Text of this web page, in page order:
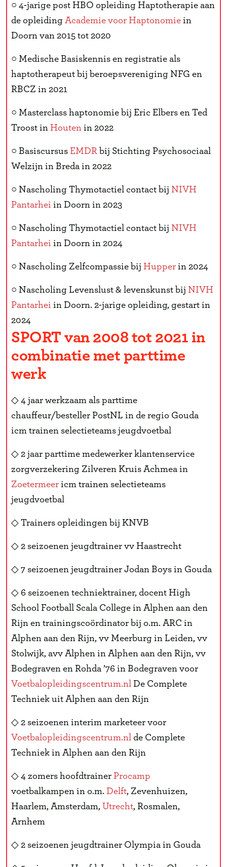
○ 4-jarige post HBO opleiding Haptotherapie aan
de opleidingAcademie voor Haptonomie in
Doorn van 2015 tot 2020
○ Medische Basiskennis en registratie als
haptotherapeut bij beroepsvereniging NFG en
RBCZ in 2021
○ Masterclass haptonomie bij Eric Elbers en Ted
Troost in Houten in 2022
○ Basiscursus EMDR bij Stichting Psychosociaal
Welzijn in Breda in 2022
○ Nascholing Thymotactiel contact bij NIVH
Pantarhei in Doorn in 2023
○ Nascholing Thymotactiel contact bij NIVH
Pantarhei in Doorn in 2024
○ Nascholing Zelfcompassie bij Hupper in 2024
○ Nascholing Levenslust & levenskunst bij NIVH
Pantarhei in Doorn. 2-jarige opleiding, gestart in
2024
SPORT van 2008 tot 2021 in
combinatie met parttime
werk
◇ 4 jaar werkzaam als parttime
chauffeur/besteller PostNL in de regio Gouda
icm trainen selectieteams jeugdvoetbal
◇ 2 jaar parttime medewerker klantenservice
zorgverzekering Zilveren Kruis Achmea in
Zoetermeer icm trainen selectieteams
jeugdvoetbal
◇ Trainers opleidingen bij KNVB
◇ 2 seizoenen jeugdtrainer vv Haastrecht
◇ 7 seizoenen jeugdtrainer Jodan Boys in Gouda
◇ 6 seizoenen techniektrainer, docent High
School Football Scala College in Alphen aan den
Rijn en trainingscoördinator bij o.m. ARC in
Alphen aan den Rijn, vv Meerburg in Leiden, vv
Stolwijk, avv Alphen in Alphen aan den Rijn, vv
Bodegraven en Rohda ’76 in Bodegraven voor
Voetbalopleidingscentrum.nl De Complete
Techniek uit Alphen aan den Rijn
◇ 2 seizoenen interim marketeer voor
Voetbalopleidingscentrum.nl de Complete
Techniek in Alphen aan den Rijn
◇ 4 zomers hoofdtrainer Procamp
voetbalkampen in o.m. Delft, Zevenhuizen,
Haarlem, Amsterdam,Utrecht, Rosmalen,
Arnhem
◇ 2 seizoenen jeugdtrainer Olympia in Gouda